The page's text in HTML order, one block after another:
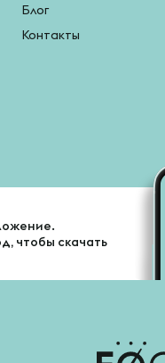
Блог
Контакты
чтобы скачать